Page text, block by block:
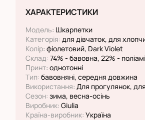
ХАРАКТЕРИСТИКИ
Модель: Шкарпетки
Категорія: для дівчаток, для
Колір: фіолетовий, Dark Violet
Склад: 74% - бавовна, 22% -
Принт: однотонні
Тип: бавовняні, середня довжина
Використання: Для прогулянок,
Сезон: зима, весна-осінь
Виробник: Giulia
Країна-виробник: Україна